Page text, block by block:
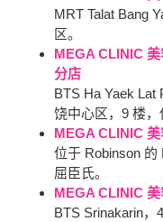
MRT Talat Bang
区。
MEGA CLINIC
分店
BTS Ha Yaek Lat
饶中心区，9 楼，
MEGA CLINIC
位于 Robinson 的
屈臣氏。
MEGA CLINIC
BTS Srinakarin，